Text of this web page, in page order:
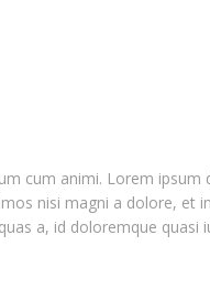
cum animi. Lorem ipsum
nisi magni a dolore, et
a, id doloremque quasi